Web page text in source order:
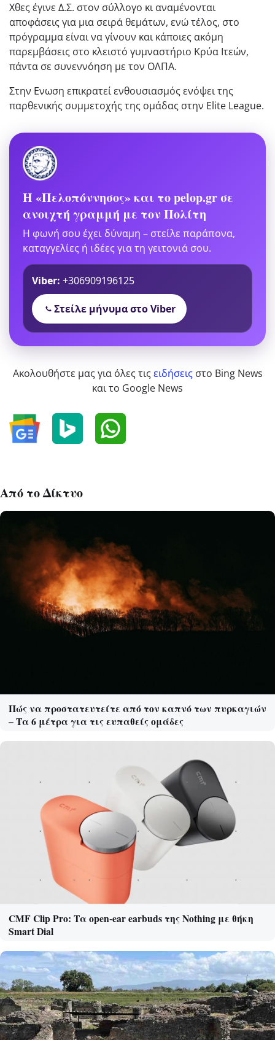
Χθες έγινε Δ.Σ. στον σύλλογο κι αναμένονται
αποφάσεις για μια σειρά θεμάτων, ενώ τέλος, στο
πρόγραμμα είναι να γίνουν και κάποιες ακόμη
παρεμβάσεις στο κλειστό γυμναστήριο Κρύα Ιτεών,
πάντα σε συνεννόηση με τον ΟΛΠΑ.
Στην Ενωση επικρατεί ενθουσιασμός ενόψει της
παρθενικής συμμετοχής της ομάδας στην Elite League.
Η «Πελοπόννησος» και το pelop.gr σε
ανοιχτή γραμμή με τον Πολίτη
Η φωνή σου έχει δύναμη – στείλε παράπονα,
καταγγελίες ή ιδέες για τη γειτονιά σου.
Viber: +306909196125
Στείλε μήνυμα στο Viber
Ακολουθήστε μας για όλες τιςειδήσειςστο Bing News
και το Google News
Από το Δίκτυο
Πώς να προστατευτείτε από τον καπνό των πυρκαγιών
– Τα 6 μέτρα για τις ευπαθείς ομάδες
CMF Clip Pro: Τα open-ear earbuds της Nothing με θήκη
Smart Dial